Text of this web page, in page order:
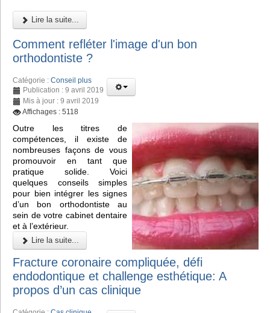
Lire la suite...
Comment refléter l'image d'un bon
orthodontiste ?
Catégorie : Conseil plus
Publication : 9 avril 2019
Mis à jour : 9 avril 2019
Affichages : 5118
Outre les titres de
compétences, il existe de
nombreuses façons de vous
promouvoir en tant que
pratique solide. Voici
quelques conseils simples
pour bien intégrer les signes
d’un bon orthodontiste au
sein de votre cabinet dentaire
et à l’extérieur.
Lire la suite...
Fracture coronaire compliquée, défi
endodontique et challenge esthétique: A
propos d’un cas clinique